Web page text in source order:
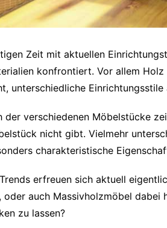
Zeit mit aktuellen
konfrontiert. Vor allem
unterschiedliche
der verschiedenen Möbelstücke
nicht gibt. Vielmehr
charakteristische
erfreuen sich aktuell
oder auch Massivholzmöbel dabei
zu lassen?